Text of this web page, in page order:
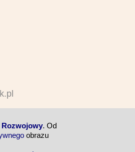
Rozwojowy. Od
obrazu